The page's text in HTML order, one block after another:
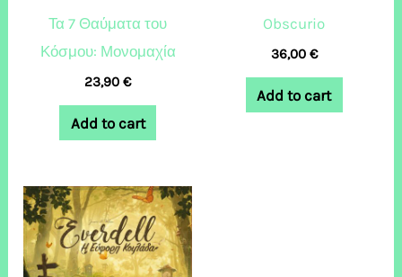
Τα 7 Θαύματα του
Κόσμου: Μονομαχία
23,90€
Add to cart
Obscurio
36,00 €
Add to cart